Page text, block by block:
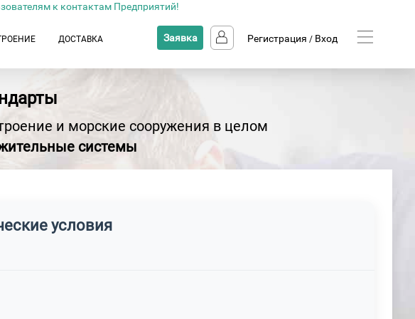
к контактам Предприятий!
ДОСТАВКА Заявка Регистрация / Вход
и морские сооружения в целом
системы
условия